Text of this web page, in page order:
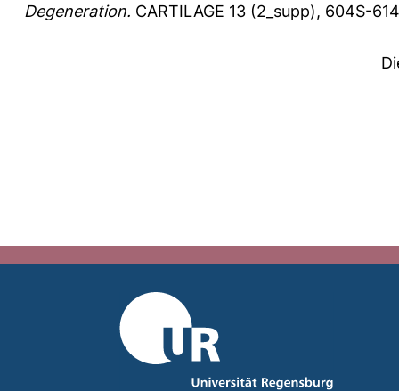
Degeneration. CARTILAGE 13 (2_supp), 604S-